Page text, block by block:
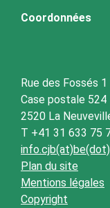
Coordonnées
Rue des Fossés 1
Case postale 524
2520 La
T +41 31 633 75
Plan du site
Mentions légales
Copyright